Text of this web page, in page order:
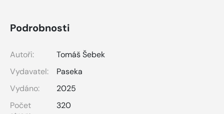
Podrobnosti
Autoři:
Tomáš Šebek
Vydavatel:
Paseka
Vydáno:
2025
Počet
320